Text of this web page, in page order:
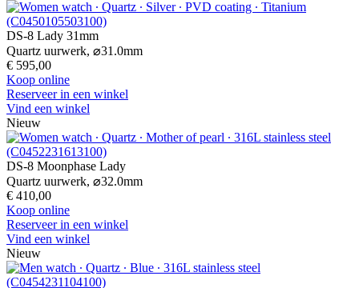
DS-8 Lady 31mm
Quartz uurwerk, ⌀31.0mm
€ 595,00
Koop online
Reserveer in een winkel
Vind een winkel
Nieuw
DS-8 Moonphase Lady
Quartz uurwerk, ⌀32.0mm
€ 410,00
Koop online
Reserveer in een winkel
Vind een winkel
Nieuw